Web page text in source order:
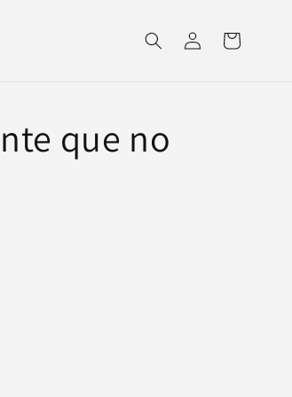
EinloggenWarenkorb
que no